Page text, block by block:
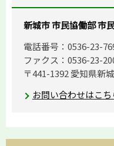
新城市 市民協働部 市
電話番号：0536-23-
ファクス：0536-23-
〒441-1392 愛知県新
お問い合わせはこち